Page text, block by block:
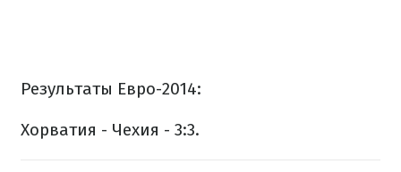
Результаты Евро-2014:
Хорватия - Чехия - 3:3.